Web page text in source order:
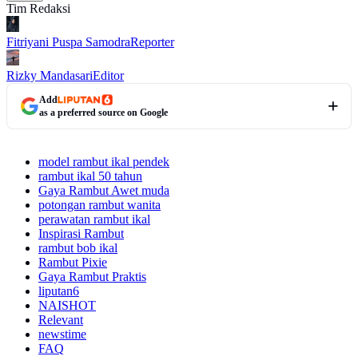
Tim Redaksi
Fitriyani Puspa SamodraReporter
Rizky MandasariEditor
Add
as a preferred source on Google
model rambut ikal pendek
rambut ikal 50 tahun
Gaya Rambut Awet muda
potongan rambut wanita
perawatan rambut ikal
Inspirasi Rambut
rambut bob ikal
Rambut Pixie
Gaya Rambut Praktis
liputan6
NAISHOT
Relevant
newstime
FAQ